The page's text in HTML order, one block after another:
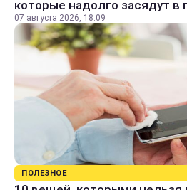
которые надолго засядут в
07 августа 2026, 18:09
ПОЛЕЗНОЕ